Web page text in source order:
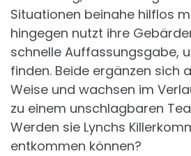
Situationen beinahe hilflos
hingegen nutzt ihre
schnelle Auffassungsgabe,
finden. Beide ergänzen sich
Weise und wachsen im
zu einem unschlagbaren
Werden sie Lynchs
entkommen können?